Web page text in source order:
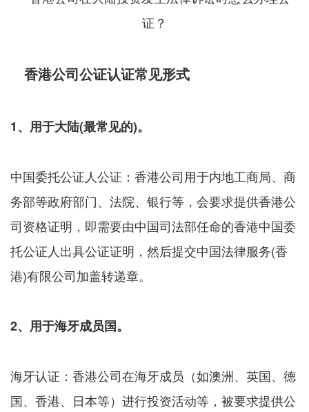
香港公司公证认证常见形式
1、用于大陆(最常见的)。
中国委托公证人公证：香港公司用于内地工商局、商
务部等政府部门、法院、银行等，会要求提供香港公
司资格证明，即需要由中国司法部任命的香港中国委
托公证人出具公证证明，然后提交中国法律服务(香
港)有限公司加盖转递章。
2、用于海牙成员国。
海牙认证：香港公司在海牙成员（如澳洲、英国、德
国、香港、日本等）进行投资活动等，被要求提供公